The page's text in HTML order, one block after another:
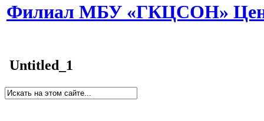
Филиал МБУ «ГКЦСОН»
Untitled_1